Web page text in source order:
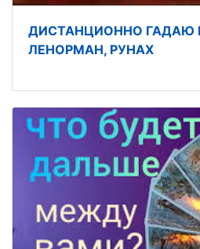
ДИСТАНЦИОННО ГАДАЮ
ЛЕНОРМАН, РУНАХ